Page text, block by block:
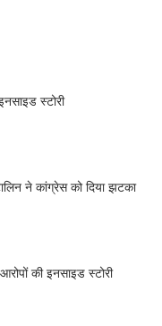
स्टोरी
ने कांग्रेस को दिया झटका
की इनसाइड स्टोरी